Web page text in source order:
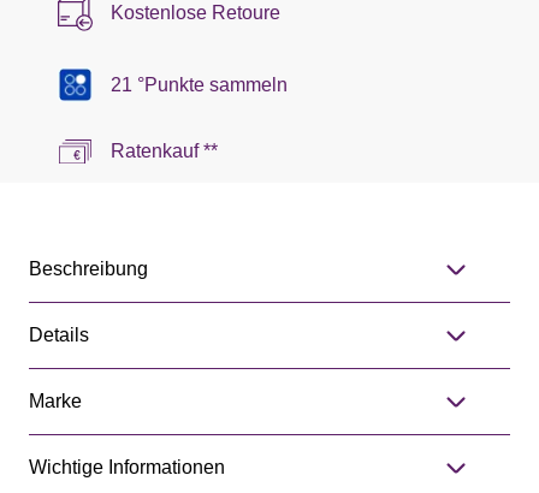
Kostenlose Retoure
21 °Punkte sammeln
Ratenkauf **
Beschreibung
Details
Marke
Wichtige Informationen